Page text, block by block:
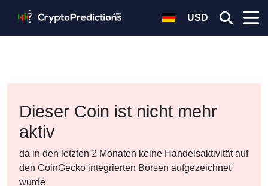
USD
Dieser Coin ist nicht mehr
aktiv
da in den letzten 2 Monaten keine Handelsaktivität auf
den CoinGecko integrierten Börsen aufgezeichnet
wurde